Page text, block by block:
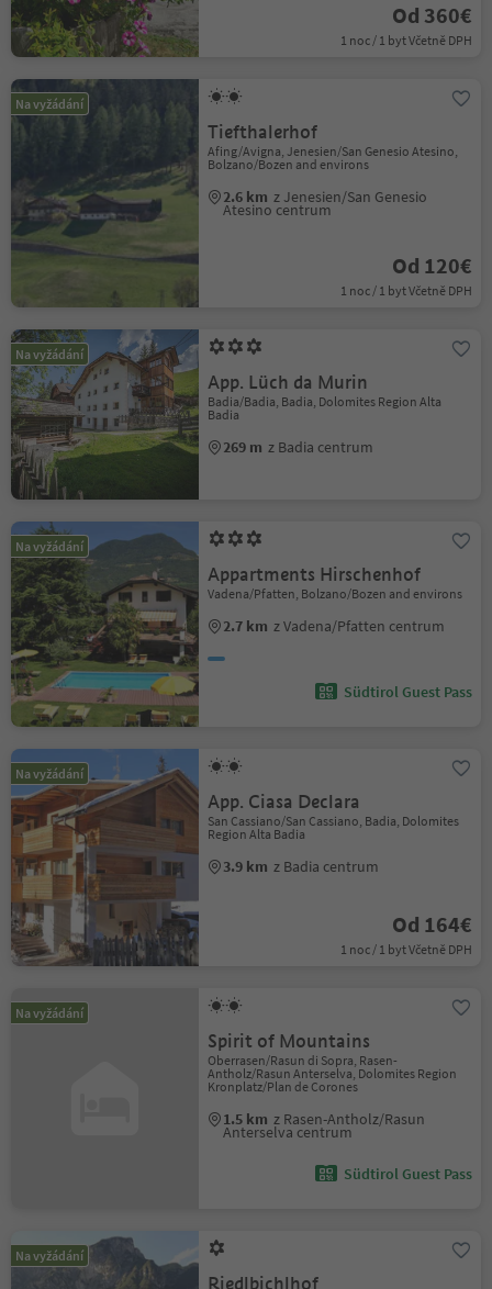
Od 360€
1 noc / 1 byt Včetně DPH
Na vyžádání
Tiefthalerhof
Afing/Avigna, Jenesien/San Genesio Atesino,
Bolzano/Bozen and environs
2.6 km z Jenesien/San Genesio
Atesino centrum
Od 120€
1 noc / 1 byt Včetně DPH
Na vyžádání
App. Lüch da Murin
Badia/Badia, Badia, Dolomites Region Alta
Badia
269 m z Badia centrum
Na vyžádání
Appartments Hirschenhof
Vadena/Pfatten, Bolzano/Bozen and environs
2.7 km z Vadena/Pfatten centrum
Südtirol Guest Pass
Na vyžádání
App. Ciasa Declara
San Cassiano/San Cassiano, Badia, Dolomites
Region Alta Badia
3.9 km z Badia centrum
Od 164€
1 noc / 1 byt Včetně DPH
Na vyžádání
Spirit of Mountains
Oberrasen/Rasun di Sopra, Rasen-
Antholz/Rasun Anterselva, Dolomites Region
Kronplatz/Plan de Corones
1.5 km z Rasen-Antholz/Rasun
Anterselva centrum
Südtirol Guest Pass
Na vyžádání
Riedlbichlhof